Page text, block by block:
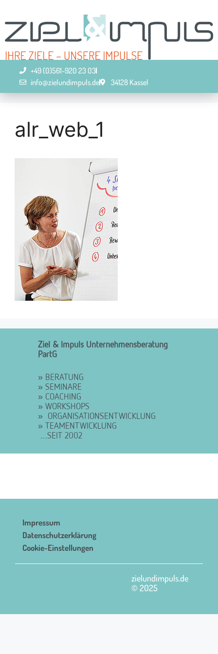
+49 (0)561-920 23 03
info@zielundimpuls.de
34128 Kassel
alr_web_1
Ziel & Impuls Unternehmensberatung
PartG
» BERATUNG
» SEMINARE
» COACHING
» WORKSHOPS
» ORGANISATIONSENTWICKLUNG
» TEAMENTWICKLUNG
…SEIT 2002
Impressum
Datenschutzerklärung
Cookie-Einstellungen
zielundimpuls.de
© 2025